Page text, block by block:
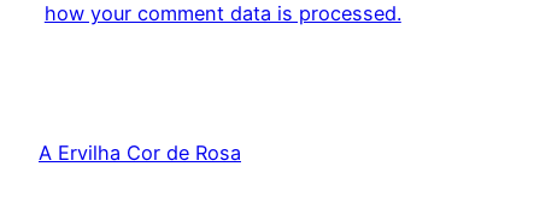
how your comment data is processed.
A Ervilha Cor de Rosa